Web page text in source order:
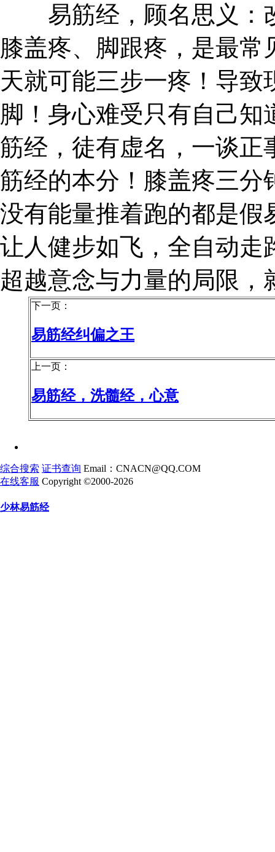
易筋经，顾名思义：
膝盖疼、脚跟疼，是最
天就可能三步一疼！导
脚！身心难受只有自己
筋经，徒有虚名，一谈正
筋经的本分！膝盖疼三分
没有能量推着跑的都是假
让人健步如飞，全自动走
超越意念与力量的局限
下一页：
易筋经纠偏之王
上一页：
易筋经，洗髓经，心意
综合搜索 证书查询 Email：CNACN@QQ.COM
在线客服 Copyright ©2000-2026
少林易筋经